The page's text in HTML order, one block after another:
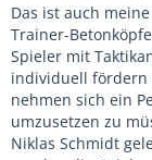
Das ist auch
Trainer-
Spieler mit
individuell fördern
nehmen sich ein
umzusetzen zu
Niklas Schmidt